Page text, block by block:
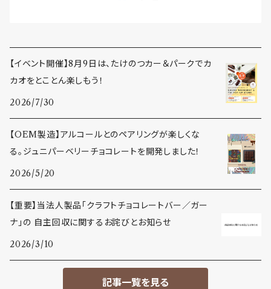
【イベント開催】8月9日は、たけのつカー＆パークでカ
カオをとことん楽しもう！
2026/7/30
【OEM製造】アルコールとのペアリングが楽しくな
る。ジュニパーベリーチョコレートを開発しました！
2026/5/20
【重要】当法人製品「クラフトチョコレートバー／ガー
ナ」の 自主回収に関するお詫びとお知らせ
2026/3/10
記事一覧を見る